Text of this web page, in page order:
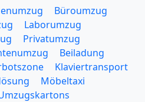
Büroumzug
Laborumzug
Privatumzug
Beiladung
Klaviertransport
Möbeltaxi